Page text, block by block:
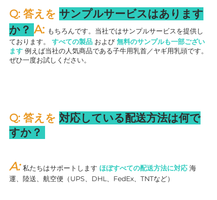
Q: 答えを サンプルサービスはあります
か？ A: もちろんです。当社ではサンプルサービスを提供し
ております。 すべての製品 および 無料のサンプルも一部ござい
ます 例えば当社の人気商品である子牛用乳首／ヤギ用乳頭です。
ぜひ一度お試しください。
Q: 答えを 対応している配送方法は何で
すか？
A: 私たちはサポートします ほぼすべての配送方法に対応 海
運、陸送、航空便（UPS、DHL、FedEx、TNTなど）